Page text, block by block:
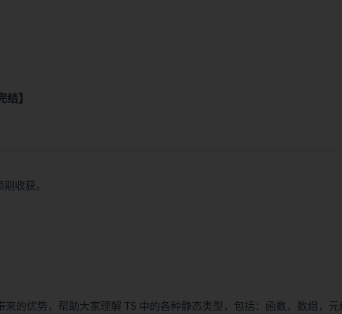
】
收获。
的优势，帮助大家理解 TS 中的各种静态类型，包括：函数，数组，元